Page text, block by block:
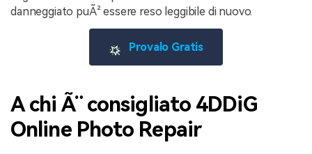
danneggiato puÃ² essere reso leggibile di nuovo.
Provalo Gratis
A chi Ã¨ consigliato 4DDiG
Online Photo Repair